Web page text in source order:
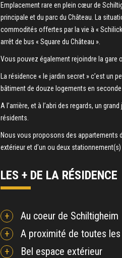
Emplacement rare en plein cœur de
principale et du parc du Château. La
commodités offertes par la vie à «
arrêt de bus « Square du Château ».
Vous pouvez également rejoindre la gare
La résidence « le jardin secret » c’est un
bâtiment de douze logements en seconde
A l’arrière, et à l’abri des regards, un
résidents.
Nous vous proposons des appartements
extérieur et d’un ou deux
LES + DE LA RÉSIDENCE
Au coeur de Schiltigheim
A proximité de toutes
Bel espace extérieur